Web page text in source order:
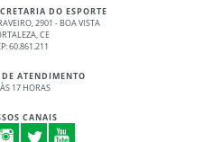
DO ESPORTE
2901 - BOA VISTA
CE
60.861.211
ATENDIMENTO
17 HORAS
CANAIS